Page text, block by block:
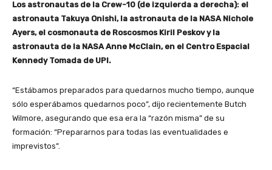
Los astronautas de la Crew-10 (de izquierda a derecha): el
astronauta Takuya Onishi, la astronauta de la NASA Nichole
Ayers, el cosmonauta de Roscosmos Kiril Peskov y la
astronauta de la NASA Anne McClain, en el Centro Espacial
Kennedy Tomada de UPI.
“Estábamos preparados para quedarnos mucho tiempo, aunque
sólo esperábamos quedarnos poco”, dijo recientemente Butch
Wilmore, asegurando que esa era la “razón misma” de su
formación: “Prepararnos para todas las eventualidades e
imprevistos”.